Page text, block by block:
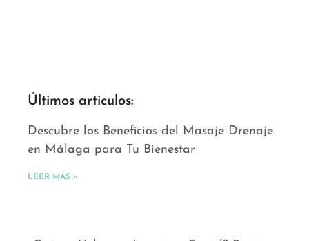
Últimos articulos:
Descubre los Beneficios del Masaje Drenaje
en Málaga para Tu Bienestar
LEER MÁS »